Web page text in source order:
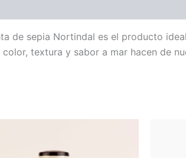
de sepia Nortindal es el producto
textura y sabor a mar hacen de